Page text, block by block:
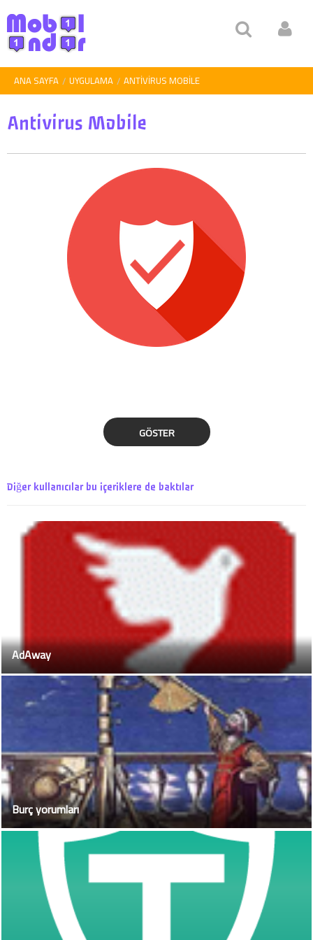
ANA SAYFA UYGULAMA ANTIVIRUS MOBILE
Antivirus Mobile
GÖSTER
Diğer kullanıcılar bu içeriklere de baktılar
AdAway
Burç yorumları